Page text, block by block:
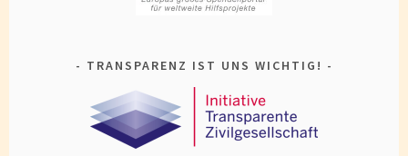
TRANSPARENZ IST UNS WICHTIG!